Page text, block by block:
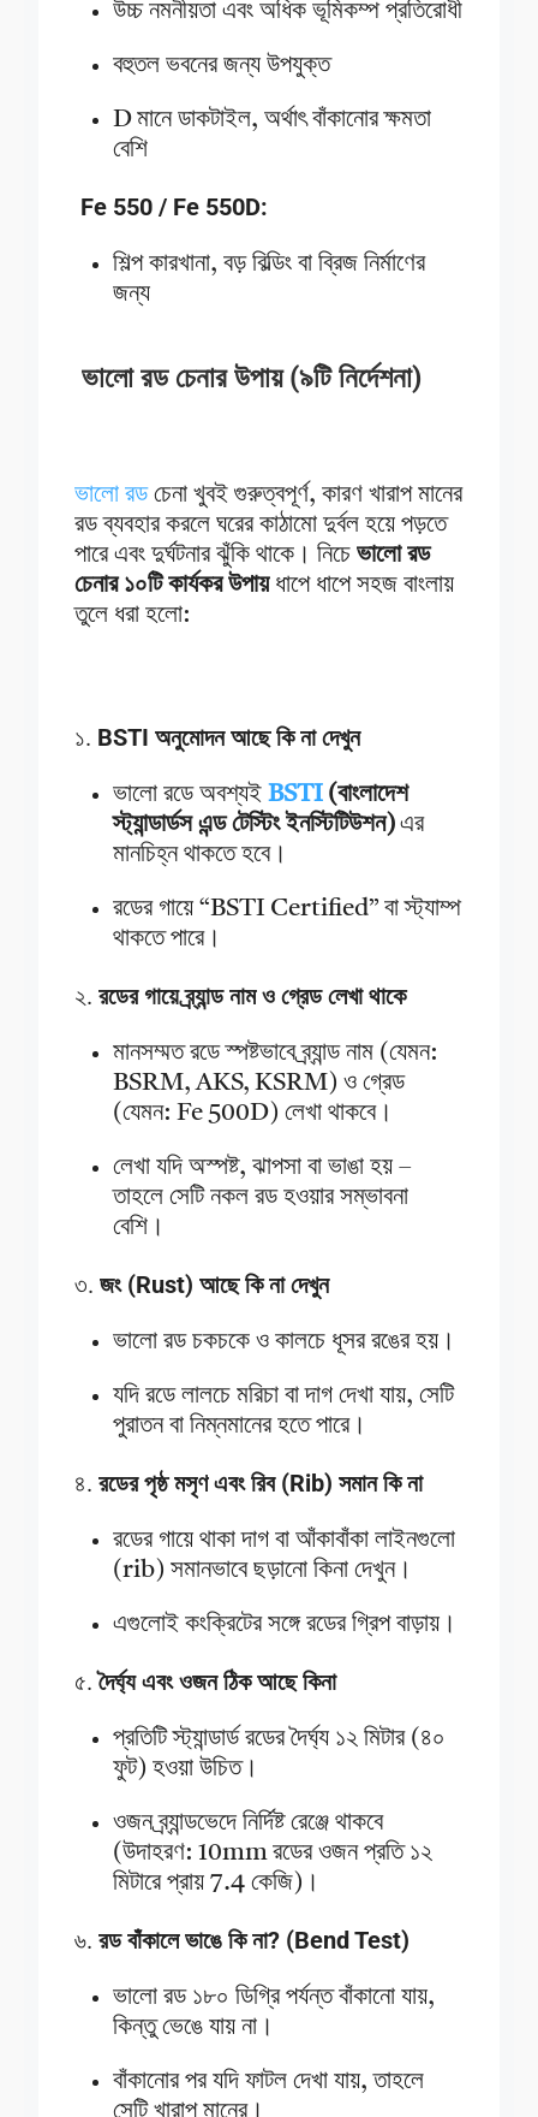
উচ্চ নমনীয়তা এবং অধিক ভূমিকম্প প্রতিরোধী
বহুতল ভবনের জন্য উপযুক্ত
D মানে ডাকটাইল, অর্থাৎ বাঁকানোর ক্ষমতা
বেশি
Fe 550 / Fe 550D:
শিল্প কারখানা, বড় বিল্ডিং বা ব্রিজ নির্মাণের
জন্য
ভালো রড চেনার উপায় (৯টি নির্দেশনা)
ভালো রডচেনা খুবই গুরুত্বপূর্ণ, কারণ খারাপ মানের
রড ব্যবহার করলে ঘরের কাঠামো দুর্বল হয়ে পড়তে
পারে এবং দুর্ঘটনার ঝুঁকি থাকে। নিচে ভালো রড
চেনার ১০টি কার্যকর উপায়ধাপে ধাপে সহজ বাংলায়
তুলে ধরা হলো:
১. BSTI অনুমোদন আছে কি না দেখুন
ভালো রডে অবশ্যই BSTI (বাংলাদেশ
স্ট্যান্ডার্ডস এন্ড টেস্টিং ইনস্টিটিউশন)এর
মানচিহ্ন থাকতে হবে।
রডের গায়ে “BSTI Certified” বা স্ট্যাম্প
থাকতে পারে।
২. রডের গায়ে ব্র্যান্ড নাম ও গ্রেড লেখা থাকে
মানসম্মত রডে স্পষ্টভাবে ব্র্যান্ড নাম (যেমন:
BSRM, AKS, KSRM) ও গ্রেড
(যেমন: Fe 500D) লেখা থাকবে।
লেখা যদি অস্পষ্ট, ঝাপসা বা ভাঙা হয় –
তাহলে সেটি নকল রড হওয়ার সম্ভাবনা
বেশি।
৩. জং (rust) আছে কি না দেখুন
ভালো রড চকচকে ও কালচে ধূসর রঙের হয়।
যদি রডে লালচে মরিচা বা দাগ দেখা যায়, সেটি
পুরাতন বা নিম্নমানের হতে পারে।
৪. রডের পৃষ্ঠ মসৃণ এবং রিব (rib) সমান কি না
রডের গায়ে থাকা দাগ বা আঁকাবাঁকা লাইনগুলো
(rib) সমানভাবে ছড়ানো কিনা দেখুন।
এগুলোই কংক্রিটের সঙ্গে রডের গ্রিপ বাড়ায়।
৫.দৈর্ঘ্য এবং ওজন ঠিক আছে কিনা
প্রতিটি স্ট্যান্ডার্ড রডের দৈর্ঘ্য ১২ মিটার (৪০
ফুট) হওয়া উচিত।
ওজন ব্র্যান্ডভেদে নির্দিষ্ট রেঞ্জে থাকবে
(উদাহরণ: 10mm রডের ওজন প্রতি ১২
মিটারে প্রায় 7.4 কেজি)।
৬. রড বাঁকালে ভাঙে কি না? (Bend Test)
ভালো রড ১৮০ ডিগ্রি পর্যন্ত বাঁকানো যায়,
কিন্তু ভেঙে যায় না।
বাঁকানোর পর যদি ফাটল দেখা যায়, তাহলে
সেটি খারাপ মানের।